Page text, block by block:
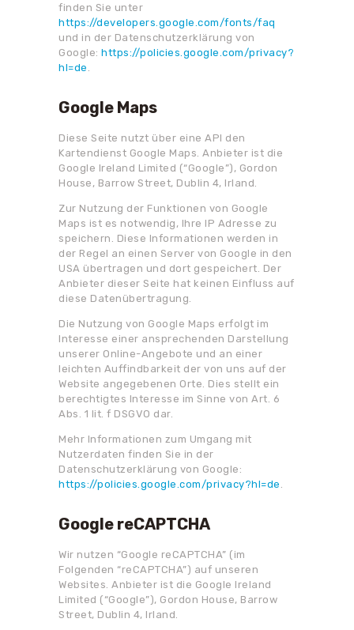
finden Sie unter
https://developers.google.com/fonts/faq
und in der Datenschutzerklärung von
Google: https://policies.google.com/privacy?
hl=de .
Google Maps
Diese Seite nutzt über eine API den
Kartendienst Google Maps. Anbieter ist die
Google Ireland Limited (“Google”), Gordon
House, Barrow Street, Dublin 4, Irland.
Zur Nutzung der Funktionen von Google
Maps ist es notwendig, Ihre IP Adresse zu
speichern. Diese Informationen werden in
der Regel an einen Server von Google in den
USA übertragen und dort gespeichert. Der
Anbieter dieser Seite hat keinen Einfluss auf
diese Datenübertragung.
Die Nutzung von Google Maps erfolgt im
Interesse einer ansprechenden Darstellung
unserer Online-Angebote und an einer
leichten Auffindbarkeit der von uns auf der
Website angegebenen Orte. Dies stellt ein
berechtigtes Interesse im Sinne von Art. 6
Abs. 1 lit. f DSGVO dar.
Mehr Informationen zum Umgang mit
Nutzerdaten finden Sie in der
Datenschutzerklärung von Google:
https://policies.google.com/privacy?hl=de .
Google reCAPTCHA
Wir nutzen “Google reCAPTCHA” (im
Folgenden “reCAPTCHA”) auf unseren
Websites. Anbieter ist die Google Ireland
Limited (“Google”), Gordon House, Barrow
Street, Dublin 4, Irland.